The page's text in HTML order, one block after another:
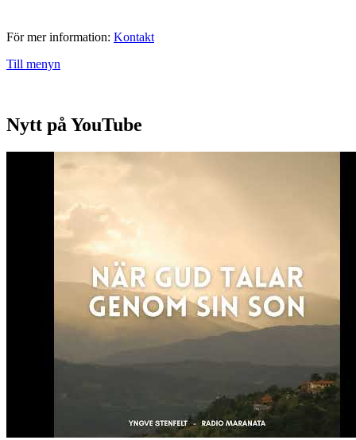
För mer information: Kontakt
Till menyn
Nytt på YouTube